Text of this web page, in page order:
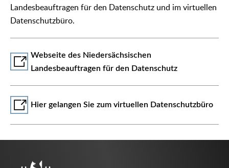
Landesbeauftragen für den Datenschutz und im virtuellen
Datenschutzbüro.
Webseite des Niedersächsischen
Landesbeauftragen für den Datenschutz
Hier gelangen Sie zum virtuellen Datenschutzbüro